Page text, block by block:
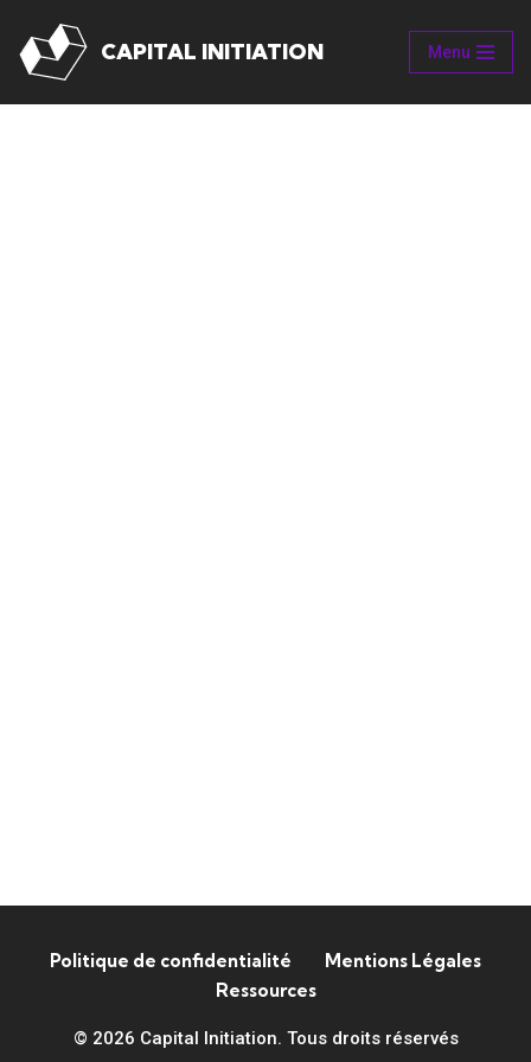
Aller
CAPITAL INITIATION Menu
Politique de confidentialité
Mentions Légales
Ressources
© 2026 Capital Initiation. Tous droits réservés